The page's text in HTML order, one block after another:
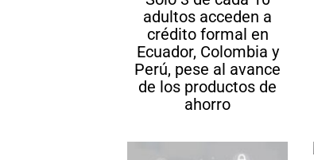
adultos acceden a
crédito formal en
Ecuador, Colombia y
Perú, pese al avance
de los productos de
ahorro